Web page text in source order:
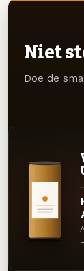
Niet
Doe de